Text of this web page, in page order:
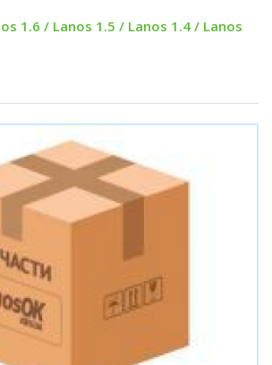
1.6 / Lanos 1.5 / Lanos 1.4 / Lanos